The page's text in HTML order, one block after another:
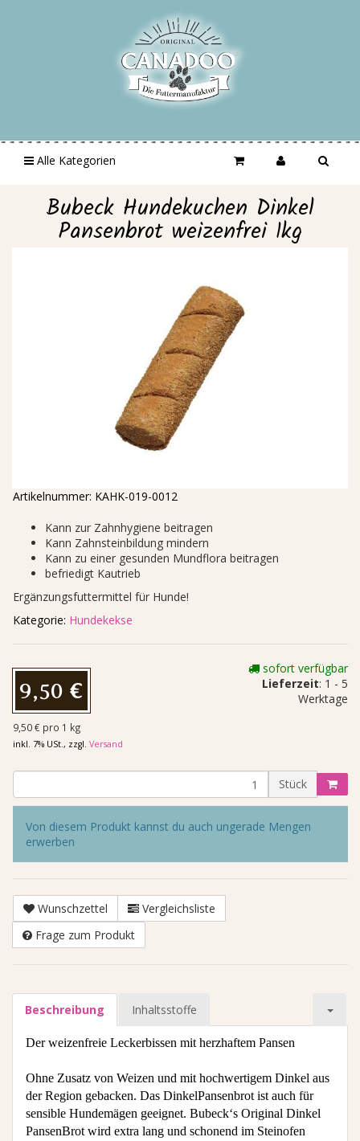
Alle Kategorien
Bubeck Hundekuchen Dinkel
Pansenbrot weizenfrei 1kg
Artikelnummer: KAHK-019-0012
Kann zur Zahnhygiene beitragen
Kann Zahnsteinbildung mindern
Kann zu einer gesunden Mundflora beitragen
befriedigt Kautrieb
Ergänzungsfuttermittel für Hunde!
Kategorie: Hundekekse
9,50 €
9,50 € pro 1 kg
inkl. 7% USt., zzgl. Versand
sofort verfügbar
Lieferzeit: 1 - 5
Werktage
Stück
Von diesem Produkt kannst du auch ungerade Mengen
erwerben
Wunschzettel
Vergleichsliste
Frage zum Produkt
Beschreibung Inhaltsstoffe
Der weizenfreie Leckerbissen mit herzhaftem Pansen
Ohne Zusatz von Weizen und mit hochwertigem Dinkel aus
der Region gebacken. Das DinkelPansenbrot ist auch für
sensible Hundemägen geeignet. Bubeck‘s Original Dinkel
PansenBrot wird extra lang und schonend im Steinofen